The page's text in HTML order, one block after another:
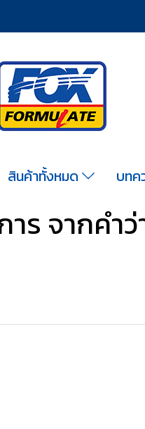
สินค้าทั้งหมด บทค
ร จากคำว่